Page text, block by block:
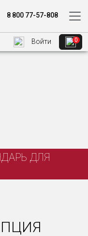
8 800 77-57-808
Войти 0
ДЛЯ